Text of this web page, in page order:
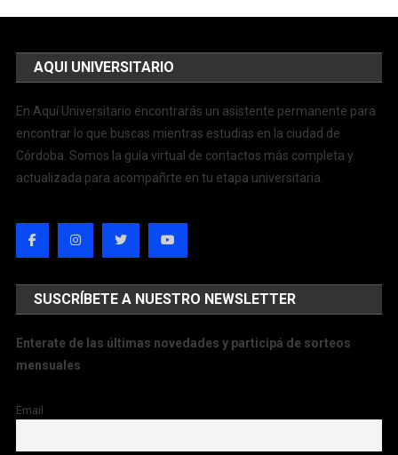
AQUI UNIVERSITARIO
En Aquí Universitario encontrarás un asistente permanente para
encontrar lo que buscas mientras estudias en la ciudad de
Córdoba. Somos la guía virtual de contactos más completa y
actualizada para acompañrte en tu etapa universitaria.
SUSCRÍBETE A NUESTRO NEWSLETTER
Enterate de las últimas novedades y participá de sorteos
mensuales
Email